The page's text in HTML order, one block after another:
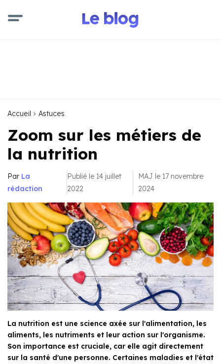
Accueil Astuces
Zoom sur les métiers de
la nutrition
Par La
rédaction
Publié le 14 juillet
2022
MAJ le 17 novembre
2024
La nutrition est une science axée sur l'alimentation, les
aliments, les nutriments et leur action sur l'organisme.
Son importance est cruciale, car elle agit directement
sur la santé d'une personne. Certaines maladies et l'état